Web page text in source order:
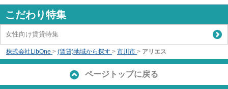
こだわり特集
女性向け賃貸特集
株式会社LibOne > (賃貸)地域から探す > 市川市 > アリエス
ページトップに戻る